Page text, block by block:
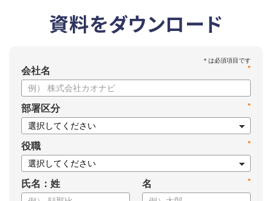
資料をダウンロード
*
会社名
*
部署区分
*
役職
氏名：姓 *
名